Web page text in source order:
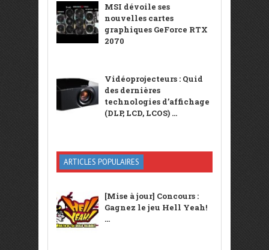
MSI dévoile ses
nouvelles cartes
graphiques GeForce RTX
2070
Vidéoprojecteurs : Quid
des dernières
technologies d’affichage
(DLP, LCD, LCOS) ...
ARTICLES POPULAIRES
[Mise à jour] Concours :
Gagnez le jeu Hell Yeah!
...